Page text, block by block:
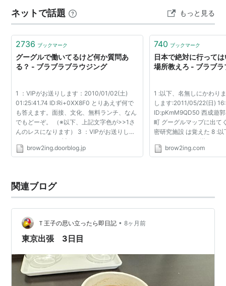
無料でふるまってくれました。 生姜湯も初めてでした
が、甘くて生姜の味をしっかり感じることができる味。
めっちゃ体温まりますね…
ネットで話題 もっと見る
2736 ブックマーク
グーグルで働いてるけど何か質問あ
る？ - ブラブラブラウジング
1 ：VIPがお送りします：2010/01/02(土)
01:25:41.74 ID:Ri+0XX8F0 とりあえず何で
も答えます。面接、文化、無料ランチ、なん
でもどーぞ。 （※以下、上記文字色が>>1さ
んのレスになります） 3 ：VIPがお送りしま
す：2010/01/02(土) 01:26:16.32
ID:6jqC+ovs0 金銭感覚と進学意欲をなくし
brow2ing.doorblog.jp
740 ブックマーク
日本で絶対に行って
場所教えろ - ブラブ
1 :以下、名無しにかわり
します:2011/05/22(日)
ID:pKmM9QD50 西成遊
町 グーグルマップに出て
密研究施設 は覚えた 8 :
りましてVIPがお送りし
16:57:57.44
brow2ing.com
関連ブログ
Ｔ王子の思い立ったら即日記 • 8ヶ月前
東京出張 3日目